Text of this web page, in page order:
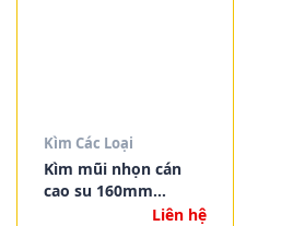
Kìm Các Loại
Kìm mũi nhọn cán
cao su 160mm
Knipex 30 15 160Liên hệ